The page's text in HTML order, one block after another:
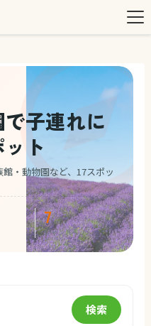
子連れに
ト
・動物園など、17スポッ
7
ジャンル
検索